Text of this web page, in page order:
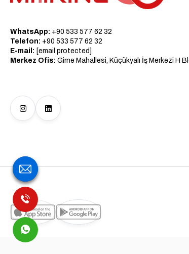
WhatsApp: +90 533 577 62 32
Telefon: +90 533 577 62 32
E-mail: [email protected]
Merkez Ofis: Girne Mahallesi, Küçükyalı İş Merkezi H